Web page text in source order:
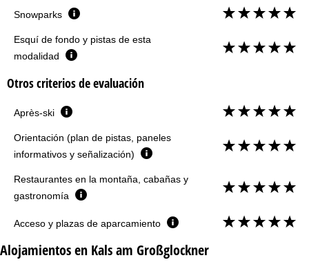
Snowparks
Esquí de fondo y pistas de esta
modalidad
Otros criterios de evaluación
Après-ski
Orientación (plan de pistas, paneles
informativos y señalización)
Restaurantes en la montaña, cabañas y
gastronomía
Acceso y plazas de aparcamiento
Alojamientos en Kals am Großglockner